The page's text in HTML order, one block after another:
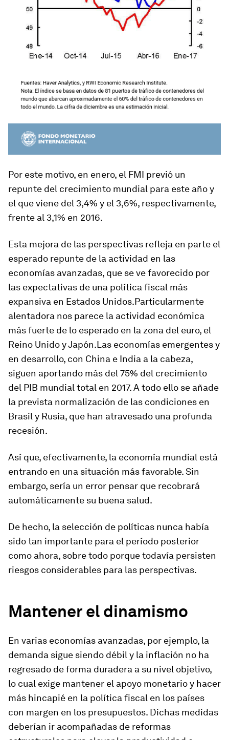
Por este motivo, en enero, el FMI previó un
repunte del crecimiento mundial para este año y
el que viene del 3,4% y el 3,6%, respectivamente,
frente al 3,1% en 2016.
Esta mejora de las perspectivas refleja en parte el
esperado repunte de la actividad en las
economías avanzadas, que se ve favorecido por
las expectativas de una política fiscal más
expansiva en Estados Unidos.Particularmente
alentadora nos parece la actividad económica
más fuerte de lo esperado en la zona del euro, el
Reino Unido y Japón.Las economías emergentes y
en desarrollo, con China e India a la cabeza,
siguen aportando más del 75% del crecimiento
del PIB mundial total en 2017. A todo ello se añade
la prevista normalización de las condiciones en
Brasil y Rusia, que han atravesado una profunda
recesión.
Así que, efectivamente, la economía mundial está
entrando en una situación más favorable. Sin
embargo, sería un error pensar que recobrará
automáticamente su buena salud.
De hecho, la selección de políticas nunca había
sido tan importante para el período posterior
como ahora, sobre todo porque todavía persisten
riesgos considerables para las perspectivas.
Mantener el dinamismo
En varias economías avanzadas, por ejemplo, la
demanda sigue siendo débil y la inflación no ha
regresado de forma duradera a su nivel objetivo,
lo cual exige mantener el apoyo monetario y hacer
más hincapié en la política fiscal en los países
con margen en los presupuestos. Dichas medidas
deberían ir acompañadas de reformas